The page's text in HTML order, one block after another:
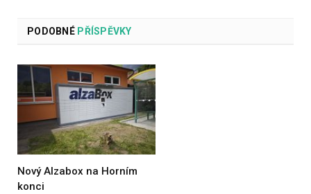
PODOBNÉPŘÍSPĚVKY
Nový Alzabox na Horním
konci